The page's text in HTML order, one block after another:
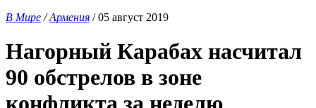
В Мире /Армения / 05 август 2019
Нагорный Карабах насчитал
90 обстрелов в зоне